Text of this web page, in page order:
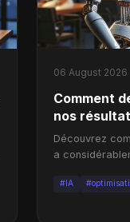
06 August 2026
Comment
nos
Découvrez
a
#IA